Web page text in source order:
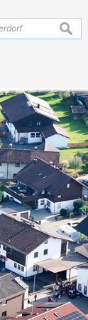
suchen